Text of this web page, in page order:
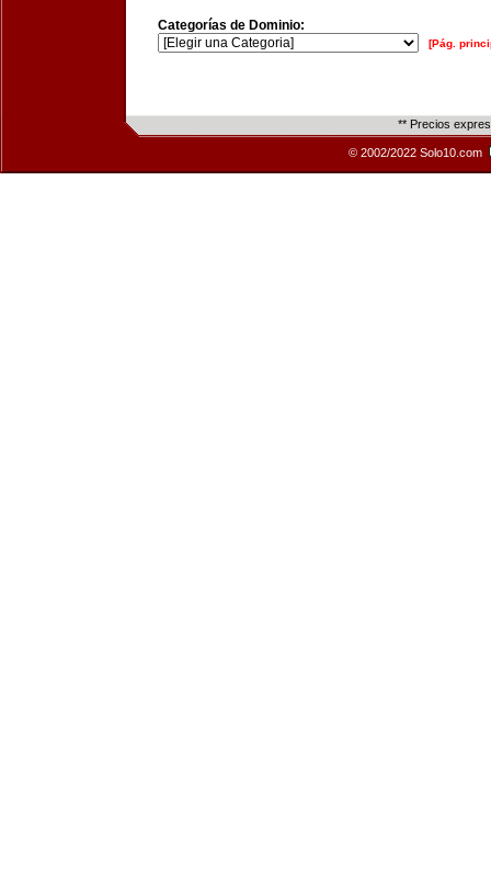
Categorías de Dominio:
[Pág.
** Precios
© 2002/2022 Solo10.com